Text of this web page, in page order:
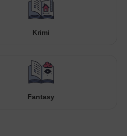
Krimi
Fantasy